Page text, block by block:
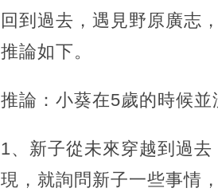
回到過去，遇見野原廣志
推論如下。
推論：小葵在5歲的時候
1、新子從未來穿越到過
現，就詢問新子一些事情